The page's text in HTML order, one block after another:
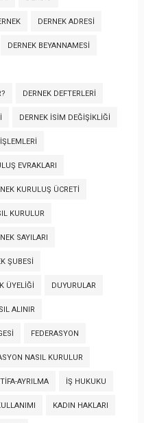
DERNEK ADRESI
DERNEK BEYANNAMESI
DERNEK DEFTERLERI
DERNEK İSIM DEĞIŞIKLIĞI
EVRAKLARI
KURULUŞ ÜCRETI
KURULUR
SAYILARI
ŞUBESI
ÜYELIĞI DUYURULAR
ALINIR
FEDERASYON
NASIL KURULUR
AYRILMA İŞ HUKUKU
KADIN HAKLARI